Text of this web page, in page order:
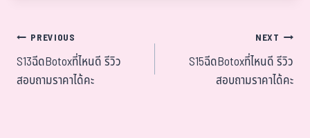
PREVIOUS
S13ฉีดBotoxที่ไหนดี รีวิว
สอบถามราคาได้คะ
NEXT
S15ฉีดBotoxที่ไหนดี รีวิว
สอบถามราคาได้คะ